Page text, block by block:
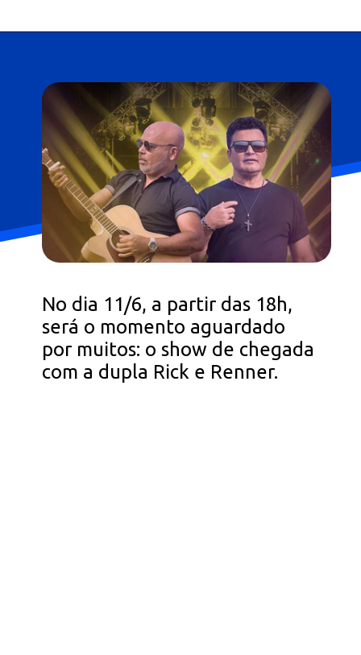
No dia 11/6, a partir das 18h,
será o momento aguardado
por muitos: o show de chegada
com a dupla Rick e Renner.